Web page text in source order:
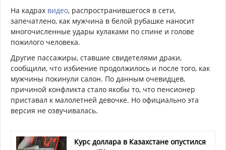
На кадрах видео, распространившегося в сети,
запечатлено, как мужчина в белой рубашке наносит
многочисленные удары кулаками по спине и голове
пожилого человека.
Другие пассажиры, ставшие свидетелями драки,
сообщили, что избиение продолжилось и после того, как
мужчины покинули салон. По данным очевидцев,
причиной конфликта стало якобы то, что пенсионер
приставал к малолетней девочке. Но официально эта
версия не озвучивалась.
Курс доллара в Казахстане опустился